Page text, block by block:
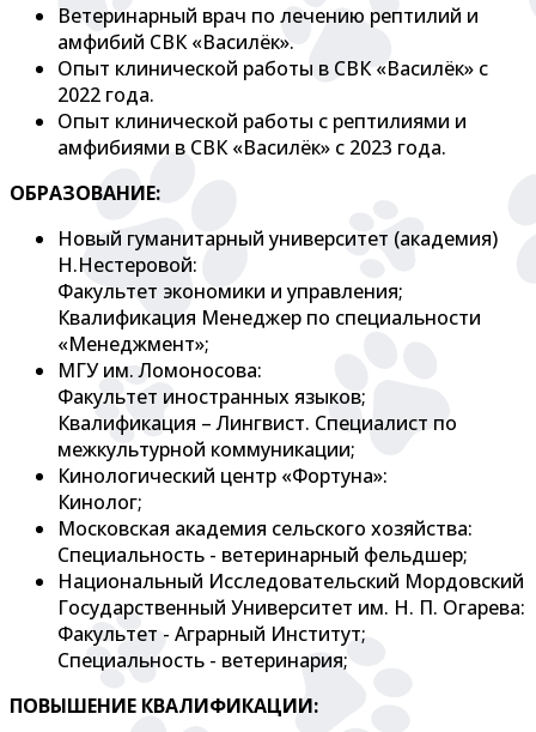
Ветеринарный врач по лечению рептилий и
амфибий СВК «Василёк».
Опыт клинической работы в СВК «Василёк» с
2022 года.
Опыт клинической работы с рептилиями и
амфибиями в СВК «Василёк» с 2023 года.
ОБРАЗОВАНИЕ:
Новый гуманитарный университет (академия)
Н.Нестеровой:
Факультет экономики и управления;
Квалификация Менеджер по специальности
«Менеджмент»;
МГУ им. Ломоносова:
Факультет иностранных языков;
Квалификация – Лингвист. Специалист по
межкультурной коммуникации;
Кинологический центр «Фортуна»:
Кинолог;
Московская академия сельского хозяйства:
Специальность - ветеринарный фельдшер;
Национальный Исследовательский Мордовский
Государственный Университет им. Н. П. Огарева:
Факультет - Аграрный Институт;
Специальность - ветеринария;
ПОВЫШЕНИЕ КВАЛИФИКАЦИИ: